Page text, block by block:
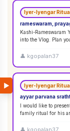
▶
Iyer-Iyengar
rameswaram,
Kashi-Rameswaram Yatra. Ram Ram A Few tips from my side,
into the
👤 kgopalan37
Iyer-Iyengar
ayyar parvana
I would like to
family ritual for his
👤 kgopalan37